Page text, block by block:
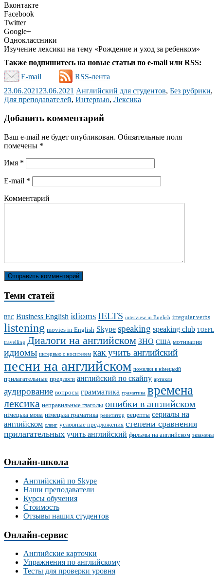
Вконтакте
Facebook
Twitter
Google+
Одноклассники
Изучение лексики на тему «Рождение и уход за ребенком»
Также подпишитесь на новые статьи по e-mail или RSS:
E-mail
RSS-лента
23.06.2021 23.06.2021 Английский для студентов, Без рубрики,
Для преподавателей, Интервью, Лексика
Добавить комментарий
Ваш e-mail не будет опубликован. Обязательные поля
помечены *
Имя *
E-mail *
Комментарий
Теми статей
BEC Business English idiomsIELTS interview in English irregular verbs
listening movies in English Skype speaking speaking club TOEFL
travelling Диалоги на английском ЗНО США мотивация
идиомы интервью с носителем как учить английский
песни на английском помилки в німецькій
прилагательные предлоги английский по скайпу артикли
аудирование вопросы грамматика граматика времена
лексика неправильные глаголы ошибки в английском
німецька мова німецька граматика репетитор рецепты сериалы на
английском сленг условные предложения степени сравнения
прилагательных учить английский фильмы на английском экзамены
Онлайн-школа
Английский по Skype
Наши преподаватели
Курсы обучения
Стоимость
Отзывы наших студентов
Онлайн-сервис
Английские карточки
Упражнения по английскому
Тесты для проверки уровня